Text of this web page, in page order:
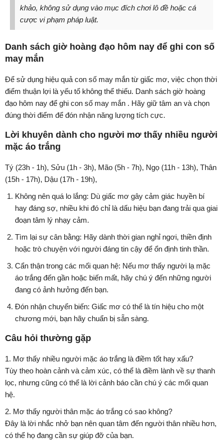
khảo, không sử dụng vào mục đích chơi lô đề hoặc cá
cược vi phạm pháp luật.
Danh sách giờ hoàng đạo hôm nay để ghi con số
may mắn
Để sử dụng hiệu quả con số may mắn từ giấc mơ, việc chọn thời
điểm thuận lợi là yếu tố không thể thiếu. Danh sách giờ hoàng
đạo hôm nay để ghi con số may mắn . Hãy giữ tâm an và chọn
đúng thời điểm để đón nhận năng lượng tích cực.
Lời khuyên dành cho người mơ thấy nhiều người
mặc áo trắng
Tý (23h - 1h), Sửu (1h - 3h), Mão (5h - 7h), Ngọ (11h - 13h), Thân
(15h - 17h), Dậu (17h - 19h),
Không nên quá lo lắng: Dù giấc mơ gây cảm giác huyền bí
hay đáng sợ, nhiều khi đó chỉ là dấu hiệu bạn đang trải qua giai
đoạn tâm lý nhạy cảm.
Tìm lại sự cân bằng: Hãy dành thời gian nghỉ ngơi, thiền định
hoặc trò chuyện với người đáng tin cậy để ổn định tinh thần.
Cẩn thận trong các mối quan hệ: Nếu mơ thấy người lạ mặc
áo trắng đến gần hoặc biến mất, hãy chú ý đến những người
đang có ảnh hưởng đến bạn.
Đón nhận chuyển biến: Giấc mơ có thể là tín hiệu cho một
chương mới, bạn hãy chuẩn bị sẵn sàng.
Câu hỏi thường gặp
1. Mơ thấy nhiều người mặc áo trắng là điềm tốt hay xấu?
Tùy theo hoàn cảnh và cảm xúc, có thể là điềm lành về sự thanh
lọc, nhưng cũng có thể là lời cảnh báo cần chú ý các mối quan
hệ.
2. Mơ thấy người thân mặc áo trắng có sao không?
Đây là lời nhắc nhở bạn nên quan tâm đến người thân nhiều hơn,
có thể họ đang cần sự giúp đỡ của bạn.